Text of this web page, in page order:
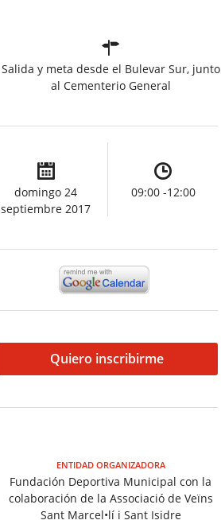
Salida y meta desde el Bulevar Sur, junto
al Cementerio General
domingo 24
septiembre 2017
09:00 -12:00
Quiero inscribirme
ENTIDAD ORGANIZADORA
Fundación Deportiva Municipal con la
colaboración de la Associació de Veïns
Sant Marcel•lí i Sant Isidre